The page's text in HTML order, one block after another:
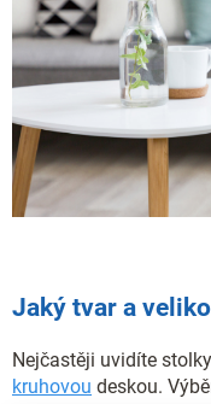
Jaký tvar a
Nejčastěji uvidíte
kruhovou deskou.